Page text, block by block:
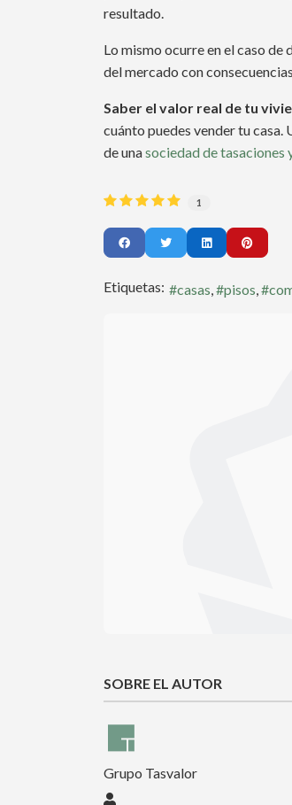
resultado.
Lo mismo ocurre en el caso de
del mercado con
Saber el valor real de tu
cuánto puedes vender tu casa.
de unasociedad de tasaciones
1
Etiquetas: casas pisos
SOBRE EL AUTOR
Grupo Tasvalor
Grupo Tasvalor